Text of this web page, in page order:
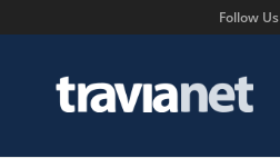
Follow Us